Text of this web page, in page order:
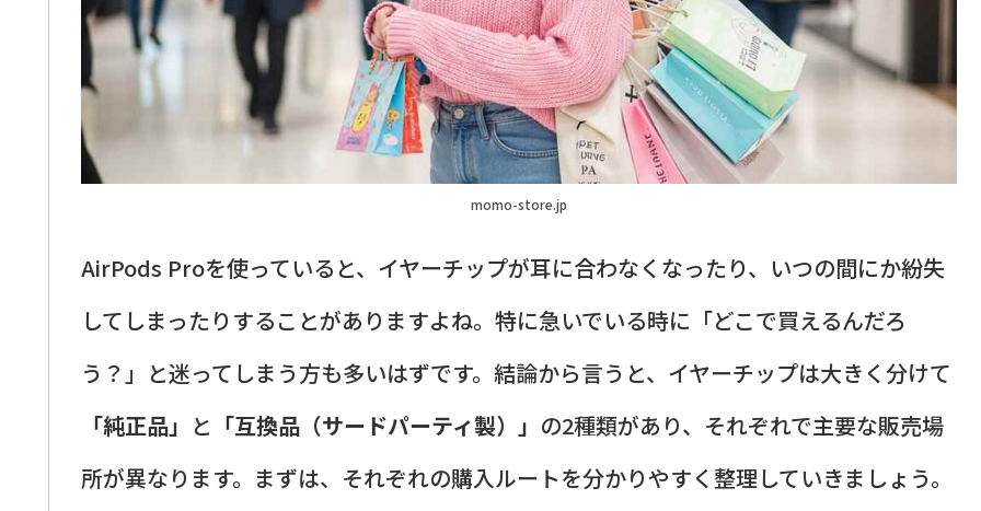
momo-store.jp
AirPods Proを使っていると、イヤーチップが耳に合わなくなったり、いつの間にか紛失
してしまったりすることがありますよね。特に急いでいる時に「どこで買えるんだろ
う？」と迷ってしまう方も多いはずです。結論から言うと、イヤーチップは大きく分けて
「純正品」 と 「互換品（サードパーティ製）」 の2種類があり、それぞれで主要な販売場
所が異なります。まずは、それぞれの購入ルートを分かりやすく整理していきましょう。